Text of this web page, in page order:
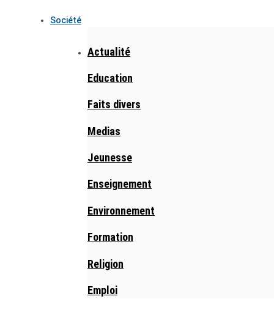
Société
Actualité
Education
Faits divers
Medias
Jeunesse
Enseignement
Environnement
Formation
Religion
Emploi